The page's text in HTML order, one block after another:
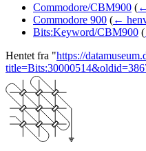
Commodore/CBM900 (
Commodore 900 (←
Bits:Keyword/CBM900 (
Hentet fra "https://